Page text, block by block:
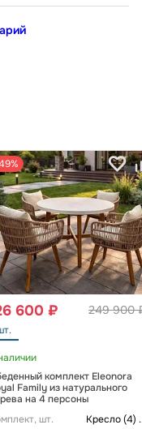
249 900
600 ₽
комплект Eleonora
Family из натурального
на 4 персоны
шт.
Кресло (4)